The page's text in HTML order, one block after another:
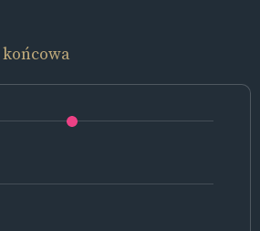
końcowa